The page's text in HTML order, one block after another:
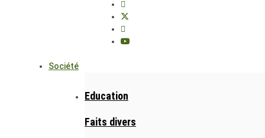
Société
Education
Faits divers